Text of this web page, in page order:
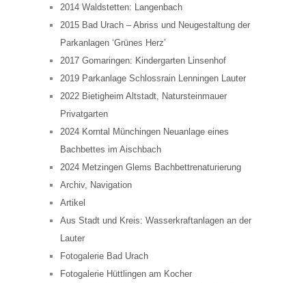
2014 Waldstetten: Langenbach
2015 Bad Urach – Abriss und Neugestaltung der
Parkanlagen ‘Grünes Herz’
2017 Gomaringen: Kindergarten Linsenhof
2019 Parkanlage Schlossrain Lenningen Lauter
2022 Bietigheim Altstadt, Natursteinmauer
Privatgarten
2024 Korntal Münchingen Neuanlage eines
Bachbettes im Aischbach
2024 Metzingen Glems Bachbettrenaturierung
Archiv, Navigation
Artikel
Aus Stadt und Kreis: Wasserkraftanlagen an der
Lauter
Fotogalerie Bad Urach
Fotogalerie Hüttlingen am Kocher